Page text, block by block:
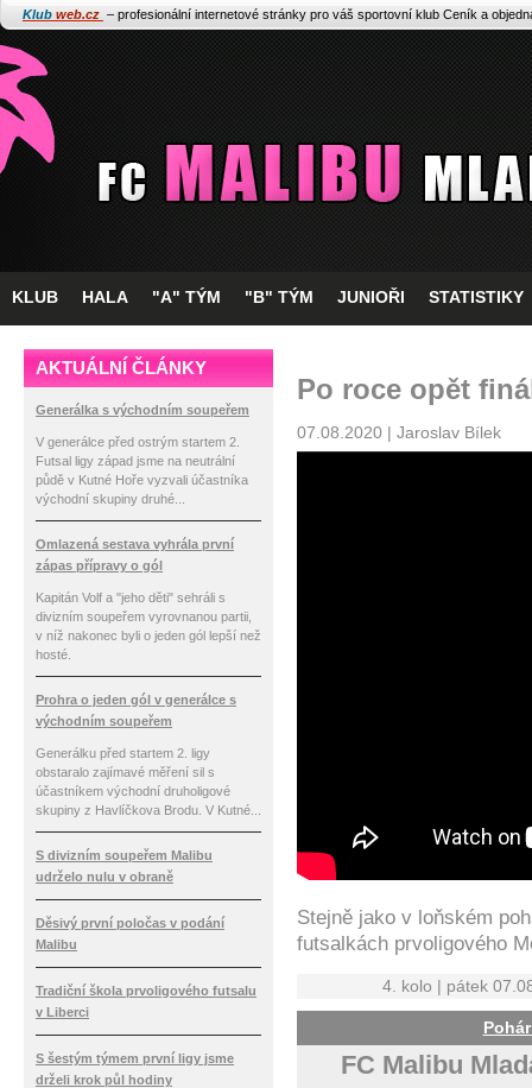
Klub web.cz – profesionální internetové stránky pro váš sportovní klub Ceník a
KLUB HALA "A" TÝM "B" TÝM JUNIOŘI STATISTIKY
Po roce opět
07.08.2020 | Jaroslav Bílek
Stejně jako v loňském
futsalkách prvoligového
4. kolo | pátek
FC Malibu
AKTUÁLNÍ ČLÁNKY
Generálka s východním soupeřem
V generálce před ostrým startem 2.
Futsal ligy západ jsme na neutrální
půdě v Kutné Hoře vyzvali účastníka
východní skupiny druhé...
Omlazená sestava vyhrála první
zápas přípravy o gól
Kapitán Volf a "jeho děti" sehráli s
divizním soupeřem vyrovnanou partii,
v níž nakonec byli o jeden gól lepší než
hosté.
Prohra o jeden gól v generálce s
východním soupeřem
Generálku před startem 2. ligy
obstaralo zajímavé měření sil s
účastníkem východní druholigové
skupiny z Havlíčkova Brodu. V Kutné...
S divizním soupeřem Malibu
udrželo nulu v obraně
Děsivý první poločas v podání
Malibu
Tradiční škola prvoligového futsalu
v Liberci
S šestým týmem první ligy jsme
drželi krok půl hodiny